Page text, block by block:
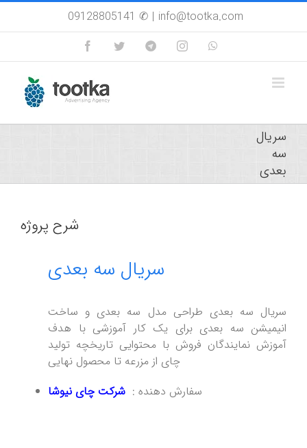
Skip
09128805141 ✆ | info@tootka.com
FacebookTwitterCustom Instagram
سریال
سه
بعدی
شرح پروژه
سریال سه بعدی
سریال سه بعدی طراحی مدل سه بعدی و ساخت
انیمیشن سه بعدی برای یک کار آموزشی با هدف
آموزش نمایندگان فروش با محتوایی تاریخچه تولید
چای از مزرعه تا محصول نهایی
سفارش دهنده : شرکت چای نیوشا